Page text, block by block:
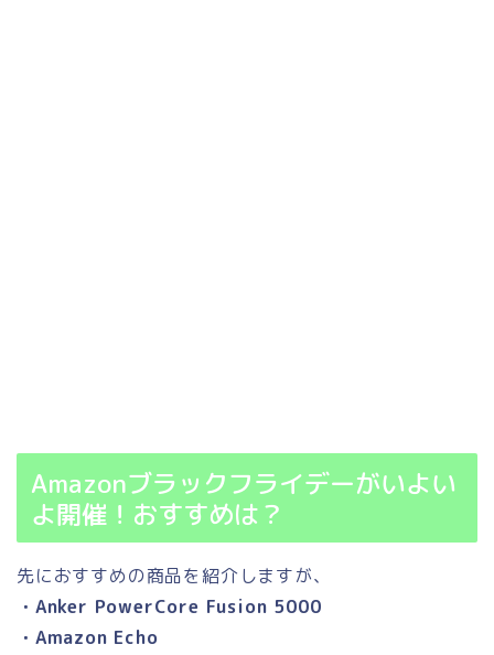
Amazonブラックフライデーがいよい
よ開催！おすすめは？
先におすすめの商品を紹介しますが、
・Anker PowerCore Fusion 5000
・Amazon Echo